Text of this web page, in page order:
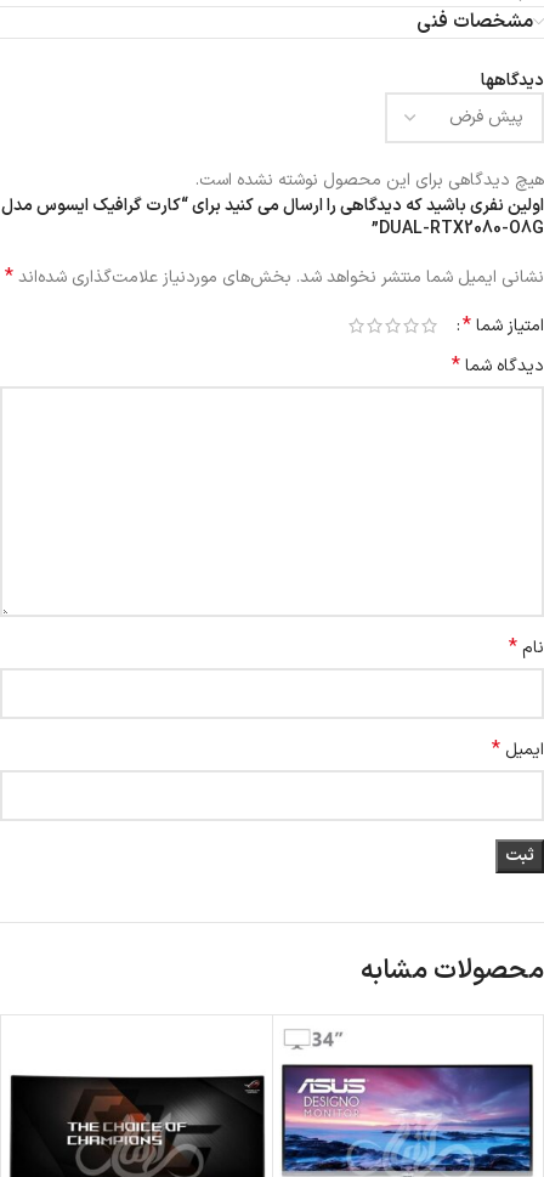
مشخصات فنی
دیدگاهها
هیچ دیدگاهی برای این محصول نوشته نشده است.
اولین نفری باشید که دیدگاهی را ارسال می کنید برای “کارت گرافیک ایسوس مدل
DUAL-RTX2080-O8G”
نشانی ایمیل شما منتشر نخواهد شد. بخش‌های موردنیاز علامت‌گذاری شده‌اند*
امتیاز شما*
دیدگاه شما*
نام*
ایمیل *
محصولات مشابه